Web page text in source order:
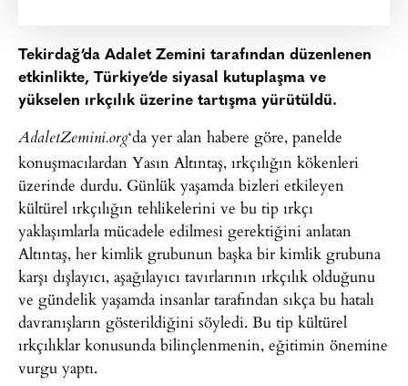
Tekirdağ’da Adalet Zemini tarafından düzenlenen
etkinlikte, Türkiye’de siyasal kutuplaşma ve
yükselen ırkçılık üzerine tartışma yürütüldü.
AdaletZemini.org‘da yer alan habere göre, panelde
konuşmacılardan Yasın Altıntaş, ırkçılığın kökenleri
üzerinde durdu. Günlük yaşamda bizleri etkileyen
kültürel ırkçılığın tehlikelerini ve bu tip ırkçı
yaklaşımlarla mücadele edilmesi gerektiğini anlatan
Altıntaş, her kimlik grubunun başka bir kimlik grubuna
karşı dışlayıcı, aşağılayıcı tavırlarının ırkçılık olduğunu
ve gündelik yaşamda insanlar tarafından sıkça bu hatalı
davranışların gösterildiğini söyledi. Bu tip kültürel
ırkçılıklar konusunda bilinçlenmenin, eğitimin önemine
vurgu yaptı.